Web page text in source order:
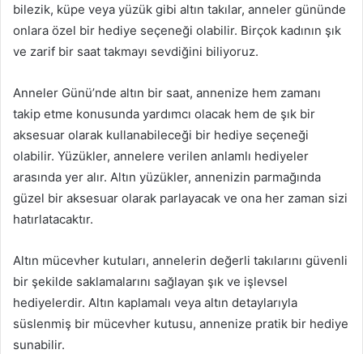
bilezik, küpe veya yüzük gibi altın takılar, anneler gününde
onlara özel bir hediye seçeneği olabilir. Birçok kadının şık
ve zarif bir saat takmayı sevdiğini biliyoruz.
Anneler Günü’nde altın bir saat, annenize hem zamanı
takip etme konusunda yardımcı olacak hem de şık bir
aksesuar olarak kullanabileceği bir hediye seçeneği
olabilir. Yüzükler, annelere verilen anlamlı hediyeler
arasında yer alır. Altın yüzükler, annenizin parmağında
güzel bir aksesuar olarak parlayacak ve ona her zaman sizi
hatırlatacaktır.
Altın mücevher kutuları, annelerin değerli takılarını güvenli
bir şekilde saklamalarını sağlayan şık ve işlevsel
hediyelerdir. Altın kaplamalı veya altın detaylarıyla
süslenmiş bir mücevher kutusu, annenize pratik bir hediye
sunabilir.